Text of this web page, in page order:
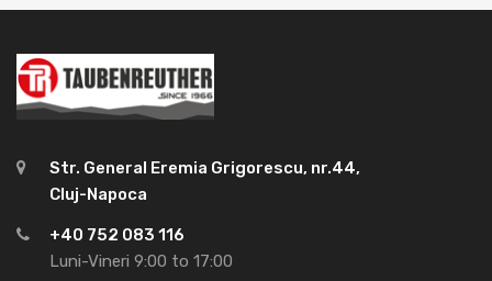
Str. General Eremia Grigorescu, nr.44,
Cluj-Napoca
+40 752 083 116
Luni-Vineri 9:00 to 17:00